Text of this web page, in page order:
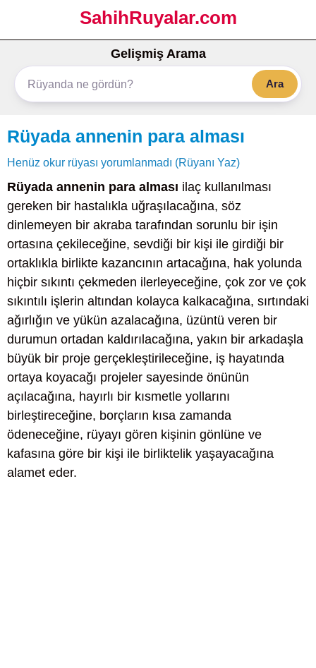
SahihRuyalar.com
Gelişmiş Arama
Ara
Rüyada annenin para alması
Henüz okur rüyası yorumlanmadı (Rüyanı Yaz)
Rüyada annenin para alması ilaç kullanılması
gereken bir hastalıkla uğraşılacağına, söz
dinlemeyen bir akraba tarafından sorunlu bir işin
ortasına çekileceğine, sevdiği bir kişi ile girdiği bir
ortaklıkla birlikte kazancının artacağına, hak yolunda
hiçbir sıkıntı çekmeden ilerleyeceğine, çok zor ve çok
sıkıntılı işlerin altından kolayca kalkacağına, sırtındaki
ağırlığın ve yükün azalacağına, üzüntü veren bir
durumun ortadan kaldırılacağına, yakın bir arkadaşla
büyük bir proje gerçekleştirileceğine, iş hayatında
ortaya koyacağı projeler sayesinde önünün
açılacağına, hayırlı bir kısmetle yollarını
birleştireceğine, borçların kısa zamanda
ödeneceğine, rüyayı gören kişinin gönlüne ve
kafasına göre bir kişi ile birliktelik yaşayacağına
alamet eder.